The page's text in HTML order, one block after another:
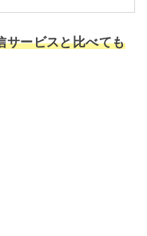
サービスと比べても